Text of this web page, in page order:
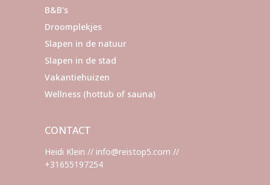
B&B's
Droomplekjes
Slapen in de natuur
Slapen in de stad
Vakantiehuizen
Wellness (hottub of sauna)
CONTACT
Heidi Klein // info@reistop5.com //
+31655197254